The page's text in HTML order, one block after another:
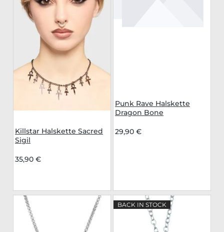
Killstar Halskette Sacred
Sigil
35,90 €
Punk Rave Halskette
Dragon Bone
29,90 €
BACK IN STOCK